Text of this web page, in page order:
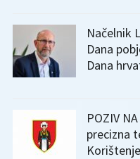
Načelnik
Dana
Dana
POZIV
precizna